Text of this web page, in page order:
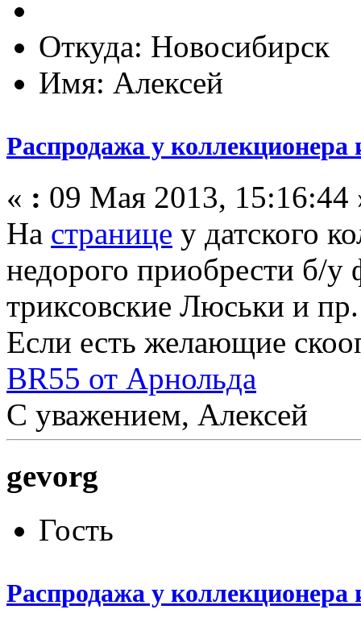
Откуда: Новосибирск
Имя: Алексей
Распродажа у коллекционера
« : 09 Мая 2013, 15:16:44
На странице у датского
недорого приобрести б/
триксовские Люськи и
Если есть желающие
BR55 от Арнольда
С уважением, Алексей
gevorg
Гость
Распродажа у коллекционера